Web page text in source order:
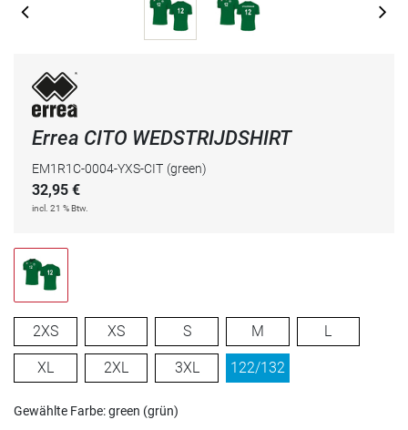
Errea CITO WEDSTRIJDSHIRT
EM1R1C-0004-YXS-CIT (green)
32,95 €
incl. 21 % Btw.
2XS XS S M L
XL 2XL 3XL 122/132
Gewählte Farbe: green (grün)